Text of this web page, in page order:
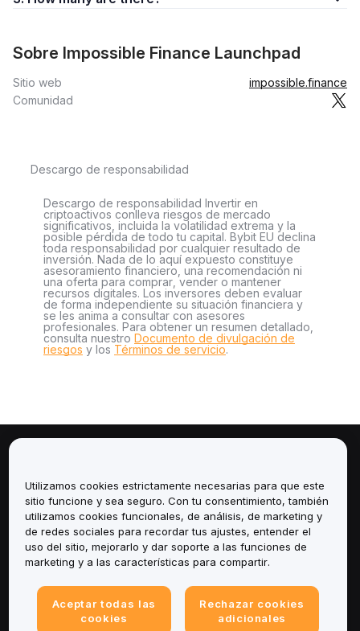
Sobre Impossible Finance Launchpad
Sitio web
impossible.finance
Comunidad
Descargo de responsabilidad
Descargo de responsabilidad Invertir en
criptoactivos conlleva riesgos de mercado
significativos, incluida la volatilidad extrema y la
posible pérdida de todo tu capital. Bybit EU declina
toda responsabilidad por cualquier resultado de
inversión. Nada de lo aquí expuesto constituye
asesoramiento financiero, una recomendación ni
una oferta para comprar, vender o mantener
recursos digitales. Los inversores deben evaluar
de forma independiente su situación financiera y
se les anima a consultar con asesores
profesionales. Para obtener un resumen detallado,
consulta nuestro Documento de divulgación de
riesgos y los Términos de servicio.
Servicios
Soporte
Utilizamos cookies estrictamente necesarias para que este
sitio funcione y sea seguro. Con tu consentimiento, también
utilizamos cookies funcionales, de análisis, de marketing y
de redes sociales para recordar tus ajustes, entender el
uso del sitio, mejorarlo y dar soporte a las funciones de
marketing y a las características para compartir.
Aceptar todas las
cookies
Rechazar cookies
adicionales